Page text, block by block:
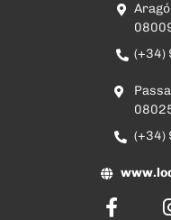
(+34)
(+34)